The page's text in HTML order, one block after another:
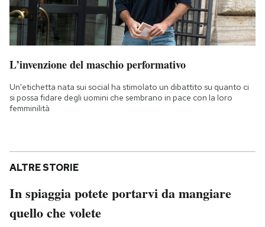
L’invenzione del maschio performativo
Un'etichetta nata sui social ha stimolato un dibattito su quanto ci
si possa fidare degli uomini che sembrano in pace con la loro
femminilità
ALTRE STORIE
In spiaggia potete portarvi da mangiare
quello che volete